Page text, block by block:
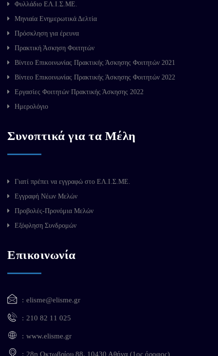
Φυλλάδιο ΕΛ.Ι.Σ.ΜΕ.
Μηνιαία Ενημερωτικά Δελτία
Πρόσκληση για έρευνα
Πρακτική Άσκηση Φοιτητών
Βίντεο Επικοινωνίας Πρακτικής Άσκησης Φοιτητών 2021
Βίντεο Επικοινωνίας Πρακτικής Άσκησης Φοιτητών 2022
Εργασίες Φοιτητών Πρακτικής Άσκησης 2022
Ημερολόγιο
Συνοπτικά για τα Μέλη
Γιατί πρέπει να εγγραφώ στο ΕΛ.Ι.Σ.ΜΕ.
Εγγραφή Νέων Μελών
Προβολές-Προνόμια Μελών
Εξόφληση Συνδρομών
Επικοινωνία
elisme@elisme.gr
210 82 11 025
www.elisme.gr
28η Οκτωβρίου 88, 10430 Αθήνα (1ος όροφος)